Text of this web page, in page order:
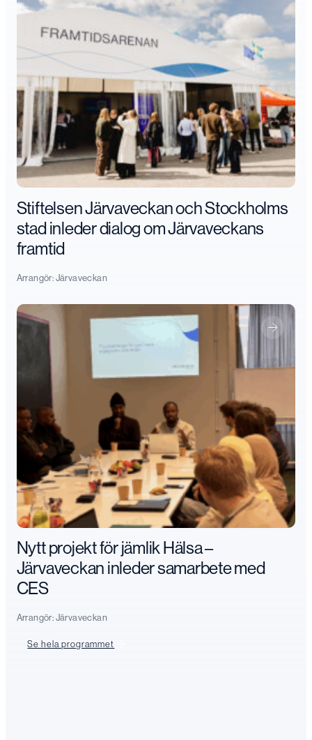
Stiftelsen Järvaveckan och Stockholms
stad inleder dialog om Järvaveckans
framtid
Arrangör:Järvaveckan
Nytt projekt för jämlik Hälsa –
Järvaveckan inleder samarbete med
CES
Arrangör:Järvaveckan
Se hela programmet